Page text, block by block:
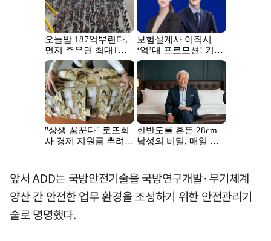
앞서 ADD는 국방안전기술을 국방연구개발·무기체계
양산 간 안전한 업무 환경을 조성하기 위한 안전관리기
술로 명명했다.